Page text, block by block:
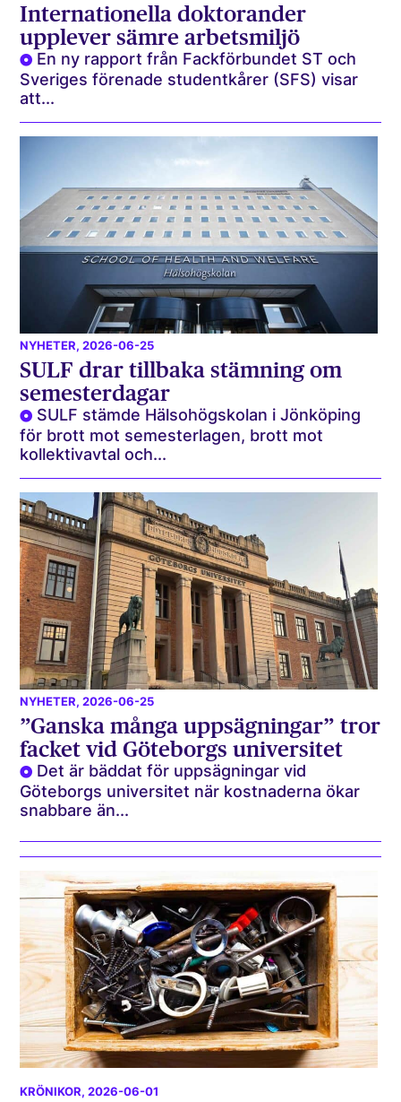
Internationella doktorander
upplever sämre arbetsmiljö
En ny rapport från Fackförbundet ST och
Sveriges förenade studentkårer (SFS) visar
att...
NYHETER, 2026-06-25
SULF drar tillbaka stämning om
semesterdagar
SULF stämde Hälsohögskolan i Jönköping
för brott mot semesterlagen, brott mot
kollektivavtal och...
NYHETER, 2026-06-25
”Ganska många uppsägningar” tror
facket vid Göteborgs universitet
Det är bäddat för uppsägningar vid
Göteborgs universitet när kostnaderna ökar
snabbare än...
KRÖNIKOR, 2026-06-01